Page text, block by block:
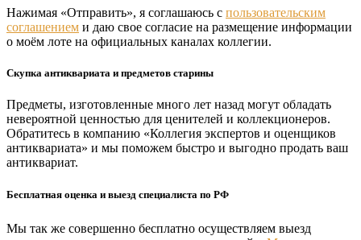
Нажимая «Отправить», я соглашаюсь с пользовательским
соглашением и даю свое согласие на размещение информации
о моём лоте на официальных каналах коллегии.
Скупка антиквариата и предметов старины
Предметы, изготовленные много лет назад могут обладать
невероятной ценностью для ценителей и коллекционеров.
Обратитесь в компанию «Коллегия экспертов и оценщиков
антиквариата» и мы поможем быстро и выгодно продать ваш
антиквариат.
Бесплатная оценка и выезд специалиста по РФ
Мы так же совершенно бесплатно осуществляем выезд